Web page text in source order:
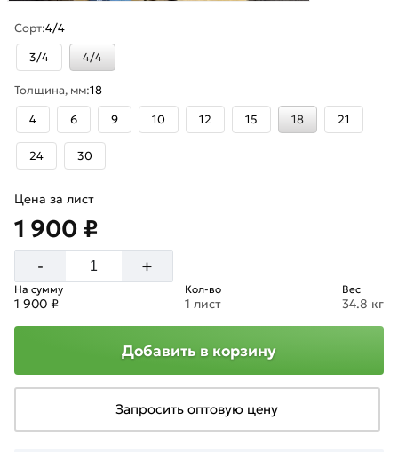
Сорт:4/4
3/4
4/4
Толщина, мм:18
4
6 9 10 12 15 18 21
24 30
Цена за лист
1 900 ₽
- +
На сумму
1 900 ₽
Кол-во
1 лист
Вес
34.8 кг
Добавить в корзину
Запросить оптовую цену